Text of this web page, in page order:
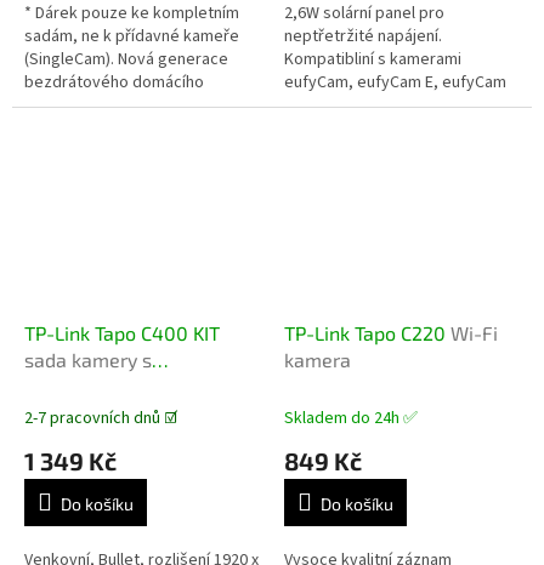
* Dárek pouze ke kompletním
sadám, ne k přídavné kameře
(SingleCam). Nová generace
bezdrátového domácího
zapezpečovacího systému s
2,6W solární panel pro
neptřetržité napájení.
Kompatibliní s kamerami
eufyCam, eufyCam E, eufyCam
2C/2C Pro, eufyCam 2/2 Pro,
TP-Link Tapo C400 KIT
sada kamery s
panelem
2-7 pracovních dnů ☑️
1 349 Kč
Do košíku
TP-Link Tapo C220 Wi-Fi
kamera
Skladem do 24h ✅
849 Kč
Do košíku